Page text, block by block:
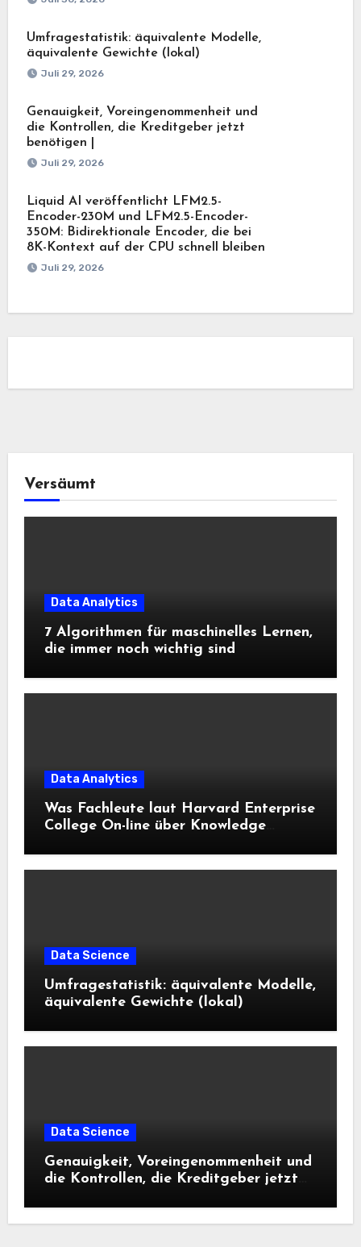
Umfragestatistik: äquivalente Modelle,
äquivalente Gewichte (lokal)
Juli 29, 2026
Genauigkeit, Voreingenommenheit und
die Kontrollen, die Kreditgeber jetzt
benötigen |
Juli 29, 2026
Liquid AI veröffentlicht LFM2.5-
Encoder-230M und LFM2.5-Encoder-
350M: Bidirektionale Encoder, die bei
8K-Kontext auf der CPU schnell bleiben
Juli 29, 2026
Versäumt
Data Analytics
7 Algorithmen für maschinelles Lernen,
die immer noch wichtig sind
Data Analytics
Was Fachleute laut Harvard Enterprise
College On-line über Knowledge
Data Science
Umfragestatistik: äquivalente Modelle,
äquivalente Gewichte (lokal)
Data Science
Genauigkeit, Voreingenommenheit und
die Kontrollen, die Kreditgeber jetzt